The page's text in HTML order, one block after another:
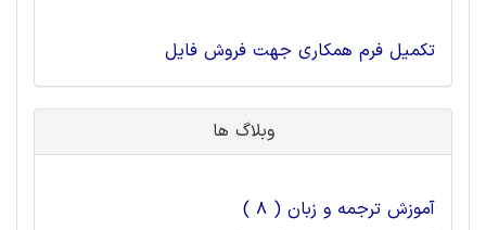
تکمیل فرم همکاری جهت فروش فایل
وبلاگ ها
آموزش ترجمه و زبان ( 8 )